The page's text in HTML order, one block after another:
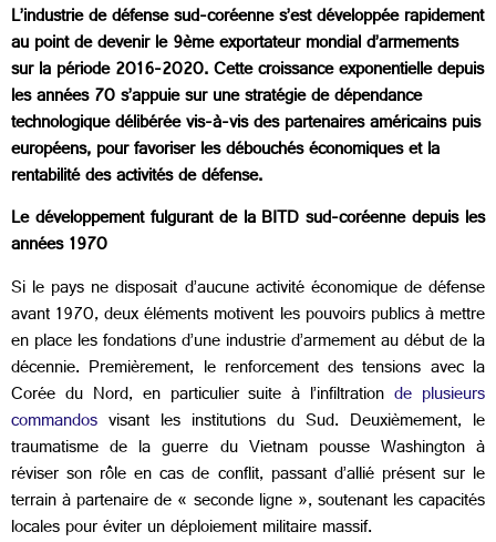
L’industrie de défense sud-coréenne s’est développée rapidement
au point de devenir le 9ème exportateur mondial d’armements
sur la période 2016-2020. Cette croissance exponentielle depuis
les années 70 s’appuie sur une stratégie de dépendance
technologique délibérée vis-à-vis des partenaires américains puis
européens, pour favoriser les débouchés économiques et la
rentabilité des activités de défense.
Le développement fulgurant de la BITD sud-coréenne depuis les
années 1970
Si le pays ne disposait d’aucune activité économique de défense
avant 1970, deux éléments motivent les pouvoirs publics à mettre
en place les fondations d’une industrie d’armement au début de la
décennie. Premièrement, le renforcement des tensions avec la
Corée du Nord, en particulier suite à l’infiltrationde plusieurs
commandos visant les institutions du Sud. Deuxièmement, le
traumatisme de la guerre du Vietnam pousse Washington à
réviser son rôle en cas de conflit, passant d’allié présent sur le
terrain à partenaire de « seconde ligne », soutenant les capacités
locales pour éviter un déploiement militaire massif.